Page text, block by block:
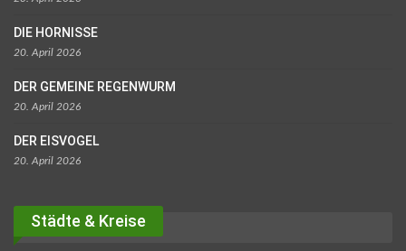
DIE HORNISSE
20. April 2026
DER GEMEINE REGENWURM
20. April 2026
DER EISVOGEL
20. April 2026
Städte & Kreise